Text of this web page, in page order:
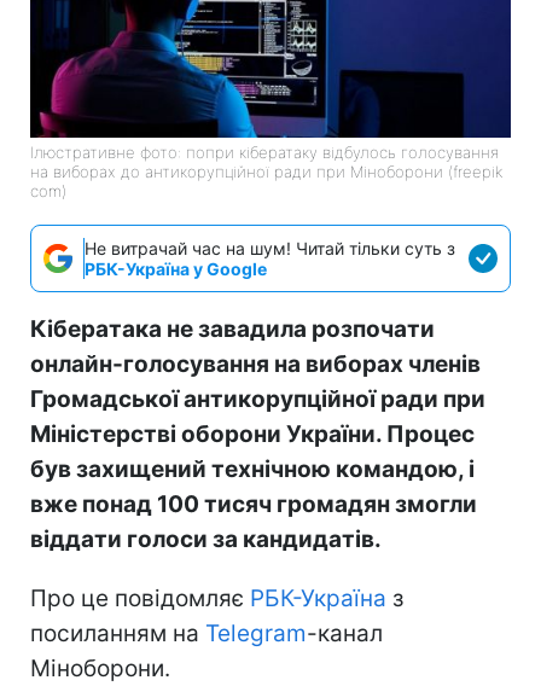
Ілюстративне фото: попри кібератаку відбулось голосування
на виборах до антикорупційної ради при Міноборони (freepik
com)
Не витрачай час на шум! Читай тільки суть з
РБК-Україна у Google
Кібератака не завадила розпочати
онлайн-голосування на виборах членів
Громадської антикорупційної ради при
Міністерстві оборони України. Процес
був захищений технічною командою, і
вже понад 100 тисяч громадян змогли
віддати голоси за кандидатів.
Про це повідомляє РБК-Україна з
посиланням на Telegram-канал
Міноборони.